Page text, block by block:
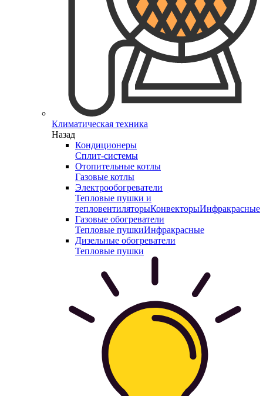
Климатическая техника
Назад
Кондиционеры
Сплит-системы
Отопительные котлы
Газовые котлы
Электрообогреватели
Тепловые пушки и
тепловентиляторыКонвекторыИнфракрасные
Газовые обогреватели
Тепловые пушкиИнфракрасные
Дизельные обогреватели
Тепловые пушки